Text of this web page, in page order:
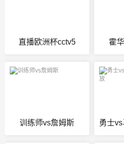
直播欧洲杯cctv5 霍
训练师vs詹姆斯